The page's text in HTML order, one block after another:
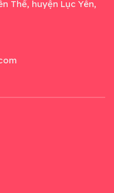
Thế, huyện Lục Yên,